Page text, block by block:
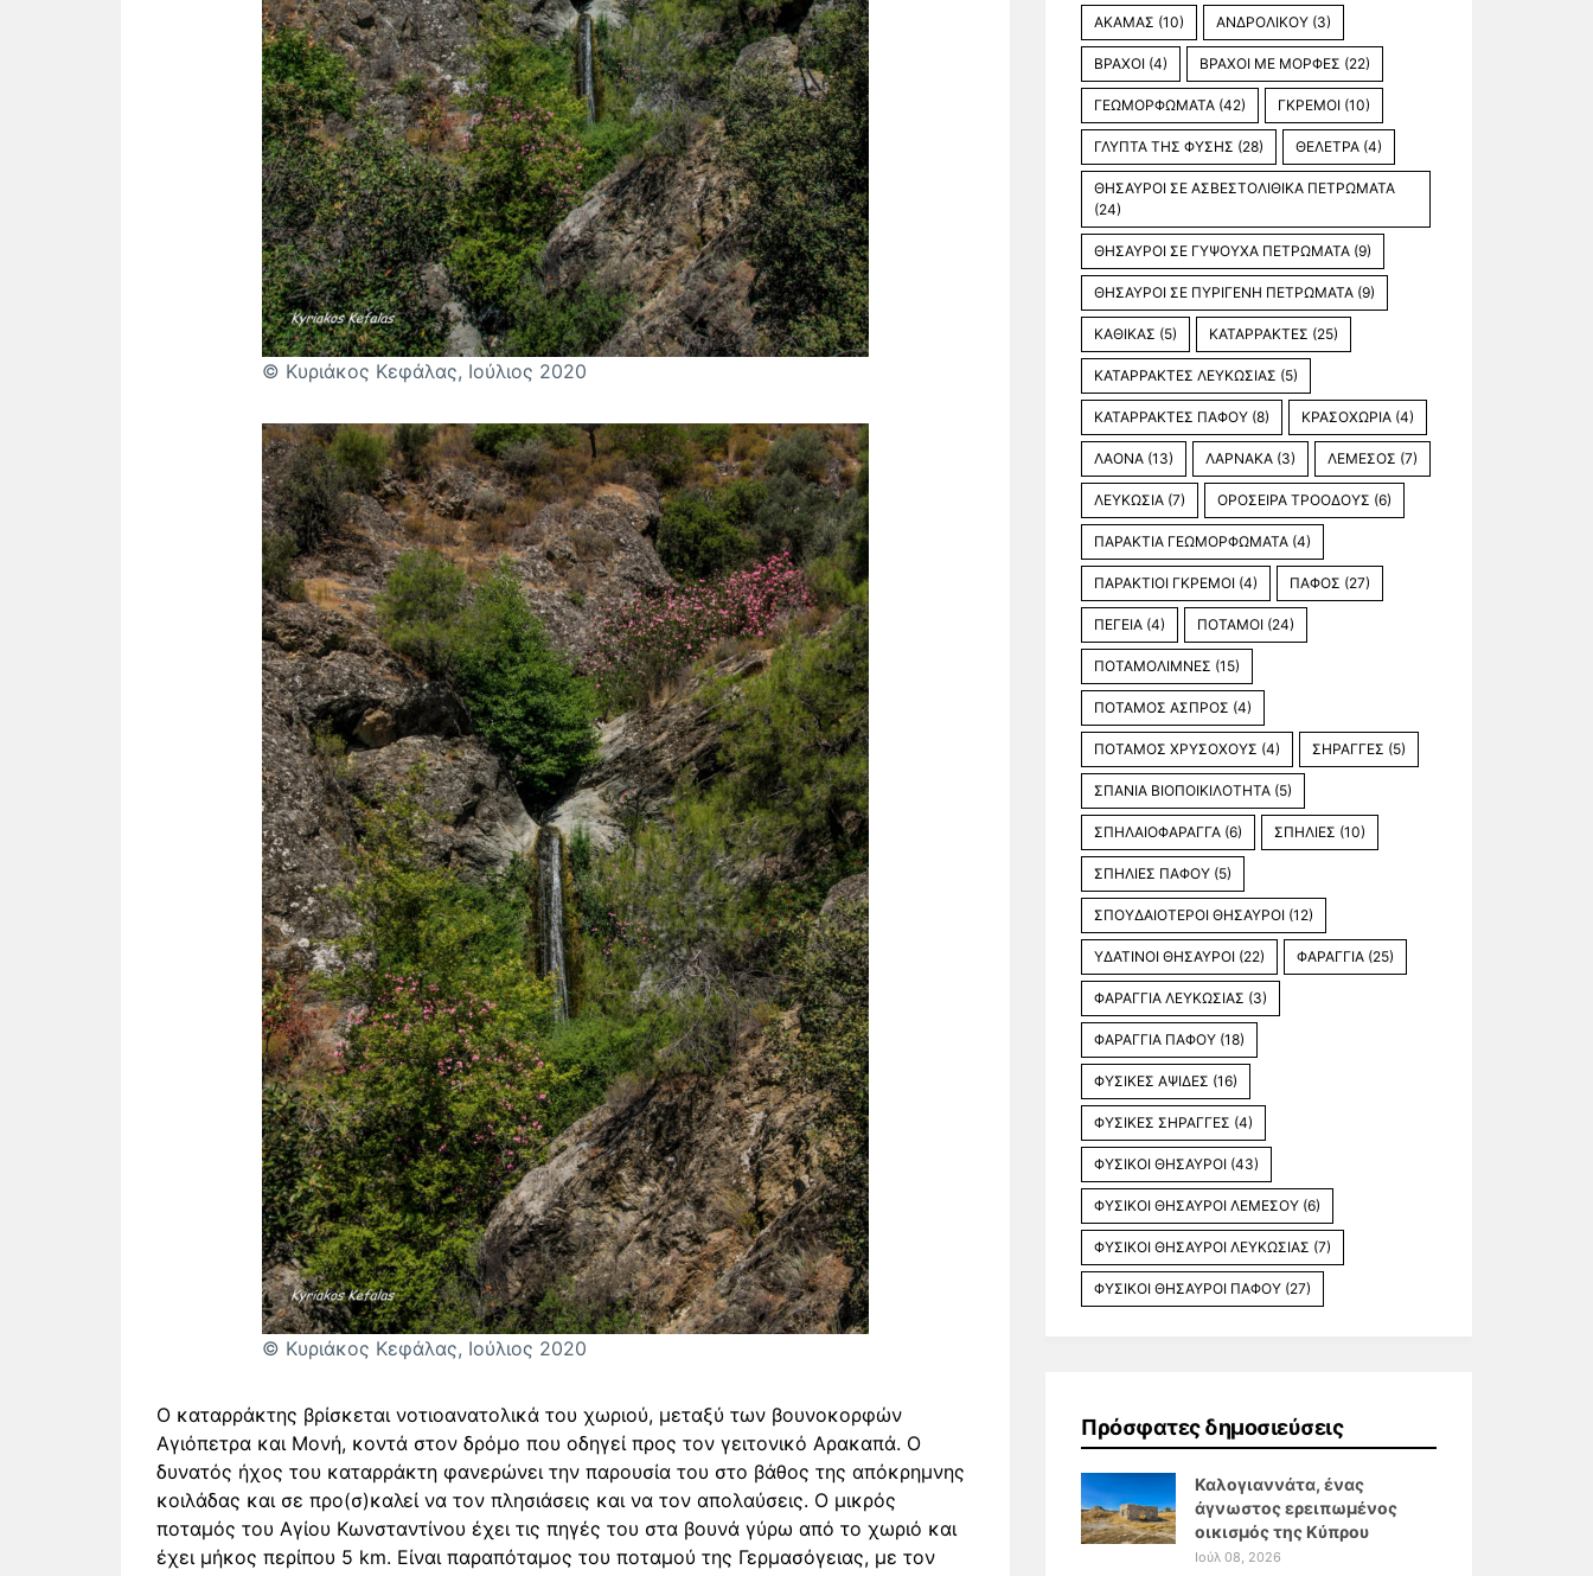
© Κυριάκος Κεφάλας, Ιούλιος 2020
© Κυριάκος Κεφάλας, Ιούλιος 2020
Ο καταρράκτης βρίσκεται νοτιοανατολικά του χωριού, μεταξύ των βουνοκορφών
Αγιόπετρα και Μονή, κοντά στον δρόμο που οδηγεί προς τον γειτονικό Αρακαπά. Ο
δυνατός ήχος του καταρράκτη φανερώνει την παρουσία του στο βάθος της απόκρημνης
κοιλάδας και σε προ(σ)καλεί να τον πλησιάσεις και να τον απολαύσεις. Ο μικρός
ποταμός του Αγίου Κωνσταντίνου έχει τις πηγές του στα βουνά γύρω από το χωριό και
έχει μήκος περίπου 5 km. Είναι παραπόταμος του ποταμού της Γερμασόγειας, με τον
ΑΚΑΜΑΣ (10) ΑΝΔΡΟΛΙΚΟΥ (3)
ΒΡΑΧΟΙ (4) ΒΡΑΧΟΙ ΜΕ ΜΟΡΦΕΣ (22)
ΓΕΩΜΟΡΦΩΜΑΤΑ (42) ΓΚΡΕΜΟΙ (10)
ΓΛΥΠΤΑ ΤΗΣ ΦΥΣΗΣ (28) ΘΕΛΕΤΡΑ (4)
ΘΗΣΑΥΡΟΙ ΣΕ ΑΣΒΕΣΤΟΛΙΘΙΚΑ ΠΕΤΡΩΜΑΤΑ
(24)
ΘΗΣΑΥΡΟΙ ΣΕ ΓΥΨΟΥΧΑ ΠΕΤΡΩΜΑΤΑ (9)
ΘΗΣΑΥΡΟΙ ΣΕ ΠΥΡΙΓΕΝΗ ΠΕΤΡΩΜΑΤΑ (9)
ΚΑΘΙΚΑΣ (5) ΚΑΤΑΡΡΑΚΤΕΣ (25)
ΚΑΤΑΡΡΑΚΤΕΣ ΛΕΥΚΩΣΙΑΣ (5)
ΚΑΤΑΡΡΑΚΤΕΣ ΠΑΦΟΥ (8) ΚΡΑΣΟΧΩΡΙΑ (4)
ΛΑΟΝΑ (13) ΛΑΡΝΑΚΑ (3) ΛΕΜΕΣΟΣ (7)
ΛΕΥΚΩΣΙΑ (7) ΟΡΟΣΕΙΡΑ ΤΡΟΟΔΟΥΣ (6)
ΠΑΡΑΚΤΙΑ ΓΕΩΜΟΡΦΩΜΑΤΑ (4)
ΠΑΡΑΚΤΙΟΙ ΓΚΡΕΜΟΙ (4) ΠΑΦΟΣ (27)
ΠΕΓΕΙΑ (4) ΠΟΤΑΜΟΙ (24)
ΠΟΤΑΜΟΛΙΜΝΕΣ (15)
ΠΟΤΑΜΟΣ ΑΣΠΡΟΣ (4)
ΠΟΤΑΜΟΣ ΧΡΥΣΟΧΟΥΣ (4) ΣΗΡΑΓΓΕΣ (5)
ΣΠΑΝΙΑ ΒΙΟΠΟΙΚΙΛΟΤΗΤΑ (5)
ΣΠΗΛΑΙΟΦΑΡΑΓΓΑ (6) ΣΠΗΛΙΕΣ (10)
ΣΠΗΛΙΕΣ ΠΑΦΟΥ (5)
ΣΠΟΥΔΑΙΟΤΕΡΟΙ ΘΗΣΑΥΡΟΙ (12)
ΥΔΑΤΙΝΟΙ ΘΗΣΑΥΡΟΙ (22) ΦΑΡΑΓΓΙΑ (25)
ΦΑΡΑΓΓΙΑ ΛΕΥΚΩΣΙΑΣ (3)
ΦΑΡΑΓΓΙΑ ΠΑΦΟΥ (18)
ΦΥΣΙΚΕΣ ΑΨΙΔΕΣ (16)
ΦΥΣΙΚΕΣ ΣΗΡΑΓΓΕΣ (4)
ΦΥΣΙΚΟΙ ΘΗΣΑΥΡΟΙ (43)
ΦΥΣΙΚΟΙ ΘΗΣΑΥΡΟΙ ΛΕΜΕΣΟΥ (6)
ΦΥΣΙΚΟΙ ΘΗΣΑΥΡΟΙ ΛΕΥΚΩΣΙΑΣ (7)
ΦΥΣΙΚΟΙ ΘΗΣΑΥΡΟΙ ΠΑΦΟΥ (27)
Πρόσφατες δημοσιεύσεις
Καλογιαννάτα, ένας
άγνωστος ερειπωμένος
οικισμός της Κύπρου
Ιούλ 08, 2026